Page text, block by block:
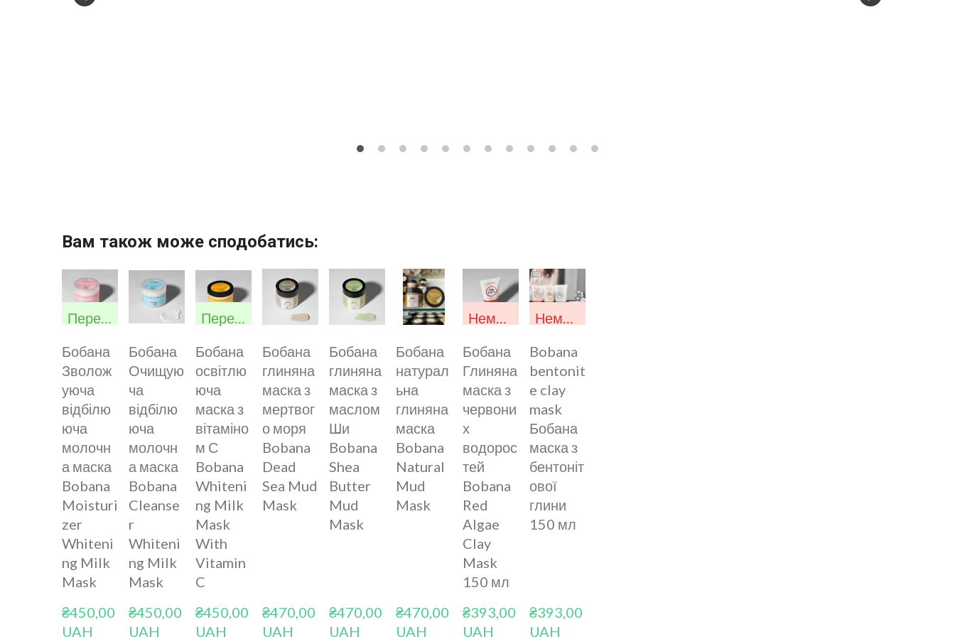
Вам також може сподобатись:
Передзамовлення
Бобана
Зволож
уюча
відбілю
юча
молочн
а маска
Bobana
Moisturi
zer
Whiteni
ng Milk
Mask
₴450,00
UAH
Бобана
Очищую
ча
відбілю
юча
молочн
а маска
Bobana
Cleanse
r
Whiteni
ng Milk
Mask
₴450,00
UAH
Передзамовлення
Бобана
освітлю
юча
маска з
вітаміно
м С
Bobana
Whiteni
ng Milk
Mask
With
Vitamin
C
₴450,00
UAH
Бобана
глиняна
маска з
мертвог
о моря
Bobana
Dead
Sea Mud
Mask
₴470,00
UAH
Бобана
глиняна
маска з
маслом
Ши
Bobana
Shea
Butter
Mud
Mask
₴470,00
UAH
Бобана
натурал
ьна
глиняна
маска
Bobana
Natural
Mud
Mask
₴470,00
UAH
Немає у наявності
Бобана
Глиняна
маска з
червони
х
водорос
тей
Bobana
Red
Algae
Clay
Mask
150 мл
₴393,00
UAH
Немає у наявності
Bobana
bentonit
e clay
mask
Бобана
маска з
бентоніт
ової
глини
150 мл
₴393,00
UAH